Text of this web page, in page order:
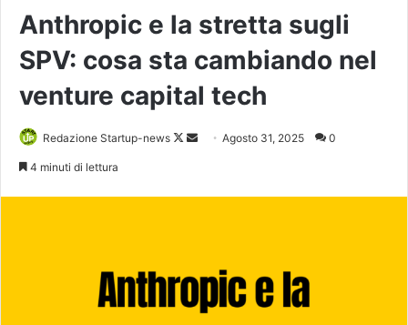
Anthropic e la stretta sugli
SPV: cosa sta cambiando nel
venture capital tech
Redazione Startup-news
Follow
Invia Agosto 31, 2025 0
4 minuti di lettura